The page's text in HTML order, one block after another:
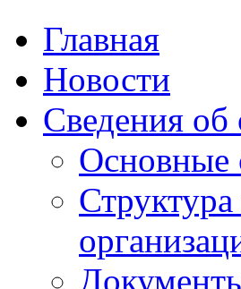
Главная
Новости
Сведения об
Основные